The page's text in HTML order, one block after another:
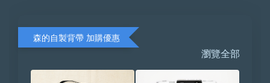
森的自製背帶 加購優惠
瀏覽全部